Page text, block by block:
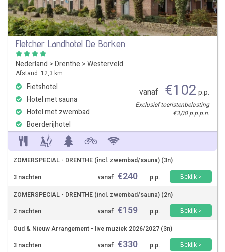
Fletcher Landhotel De Borken
Nederland >Drenthe >Westerveld
Afstand: 12,3 km
Fietshotel
Hotel met sauna
Hotel met zwembad
Boerderijhotel
vanaf €102 p.p.
Exclusief toeristenbelasting
€3,00 p.p.p.n.
ZOMERSPECIAL - DRENTHE (incl. zwembad/sauna) (3n)
3 nachten
vanaf €240 p.p.
Bekijk >
ZOMERSPECIAL - DRENTHE (incl. zwembad/sauna) (2n)
2 nachten
vanaf €159 p.p.
Bekijk >
Oud & Nieuw Arrangement - live muziek 2026/2027 (3n)
3 nachten
vanaf €330 p.p.
Bekijk >